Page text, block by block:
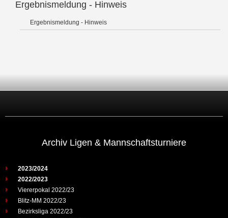
Ergebnismeldung - Hinweis
Ergebnismeldung - Hinweis
Archiv Ligen & Mannschaftsturniere
2023/2024
2022/2023
Viererpokal 2022/23
Blitz-MM 2022/23
Bezirksliga 2022/23